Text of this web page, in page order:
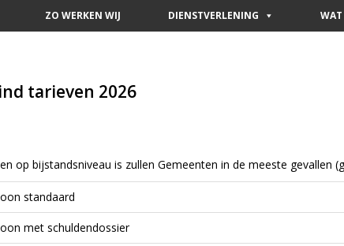
ZO WERKEN WIJ DIENSTVERLENING WAT
tarieven 2026
op bijstandsniveau is zullen Gemeenten in de meeste gevallen
standaard
met schuldendossier